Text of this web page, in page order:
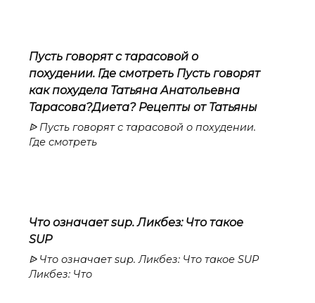
Пусть говорят с тарасовой о
похудении. Где смотреть Пусть говорят
как похудела Татьяна Анатольевна
Тарасова?Диета? Рецепты от Татьяны
ᐉ Пусть говорят с тарасовой о похудении.
Где смотреть
Что означает sup. Ликбез: Что такое
SUP
ᐉ Что означает sup. Ликбез: Что такое SUP
Ликбез: Что